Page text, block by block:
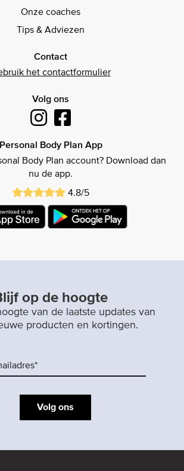
Onze coaches
Tips & Adviezen
Contact
het contactformulier
Volg ons
Personal Body Plan App
Body Plan account? Download dan
nu de app.
4.8/5
op de hoogte
van de laatste updates van
producten en kortingen.
Volg ons